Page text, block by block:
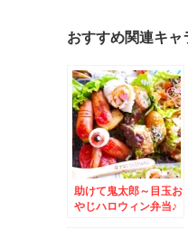
おすすめ関連キャ
助けて鬼太郎～目玉お
やじハロウィン弁当♪